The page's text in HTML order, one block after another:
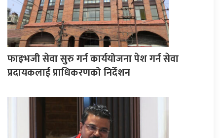
फाइभजी सेवा सुरु गर्न कार्ययोजना पेश गर्न सेवा
प्रदायकलाई प्राधिकरणको निर्देशन